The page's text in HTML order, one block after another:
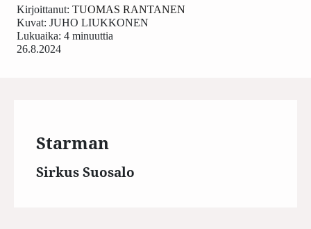
26.8.2024
Kirjoittanut: TUOMAS RANTANEN
Kuvat: JUHO LIUKKONEN
Lukuaika: 4 minuuttia
Starman
Sirkus Suosalo